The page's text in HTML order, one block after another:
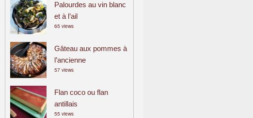
Palourdes au vin blanc
et à l’ail
65 views
Gâteau aux pommes à
l’ancienne
57 views
Flan coco ou flan
antillais
55 views